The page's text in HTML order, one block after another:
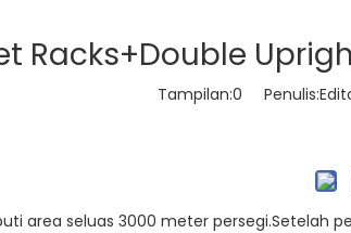
Racks+Double
Tampilan:0
area seluas 3000 meter persegi.Setelah